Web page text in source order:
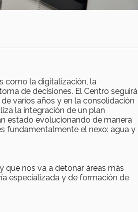
como la digitalización, la
de decisiones. El Centro seguirá
varios años y en la consolidación
la integración de un plan
estado evolucionando de manera
fundamentalmente el nexo: agua y
que nos va a detonar áreas más
especializada y de formación de